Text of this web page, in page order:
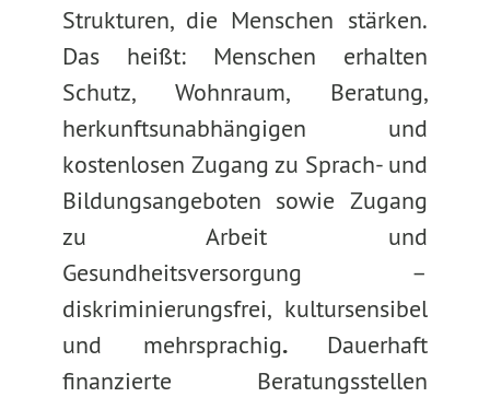
Strukturen, die Menschen stärken.
Das heißt: Menschen erhalten
Schutz, Wohnraum, Beratung,
herkunftsunabhängigen und
kostenlosen Zugang zu Sprach- und
Bildungsangeboten sowie Zugang
zu Arbeit und
Gesundheitsversorgung –
diskriminierungsfrei, kultursensibel
und mehrsprachig. Dauerhaft
finanzierte Beratungsstellen